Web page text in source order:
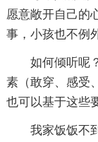
愿意敞开自己的
事，小孩也不例
如何倾听呢
素（敢穿、感受
也可以基于这些
我家饭饭不